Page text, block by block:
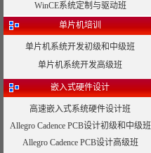
WinCE系统定制与驱动班
单片机培训
单片机系统开发初级和中级班
单片机系统开发高级班
嵌入式硬件设计
高速嵌入式系统硬件设计班
Allegro Cadence PCB设计初级和中级班
Allegro Cadence PCB设计高级班